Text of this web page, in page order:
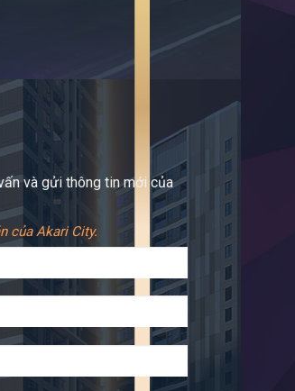
và gửi thông tin mới của
của Akari City.